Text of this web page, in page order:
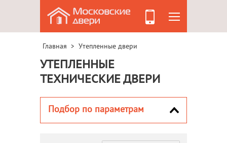
Главная > Утепленные двери
УТЕПЛЕННЫЕ
ТЕХНИЧЕСКИЕ ДВЕРИ
Подбор по параметрам